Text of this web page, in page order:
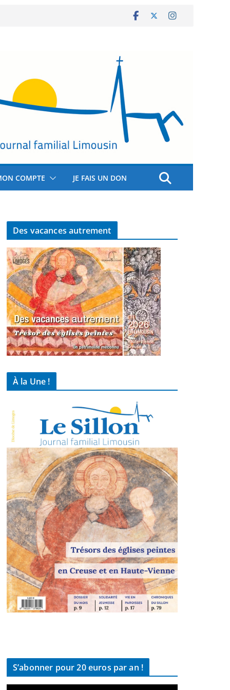
COMPTE JE FAIS UN DON
Des vacances autrement
À la Une !
S’abonner pour 20 euros par an !